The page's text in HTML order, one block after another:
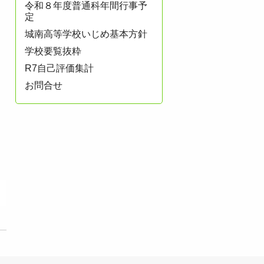
令和８年度普通科年間行事予
定
城南高等学校いじめ基本方針
学校要覧抜粋
R7自己評価集計
お問合せ